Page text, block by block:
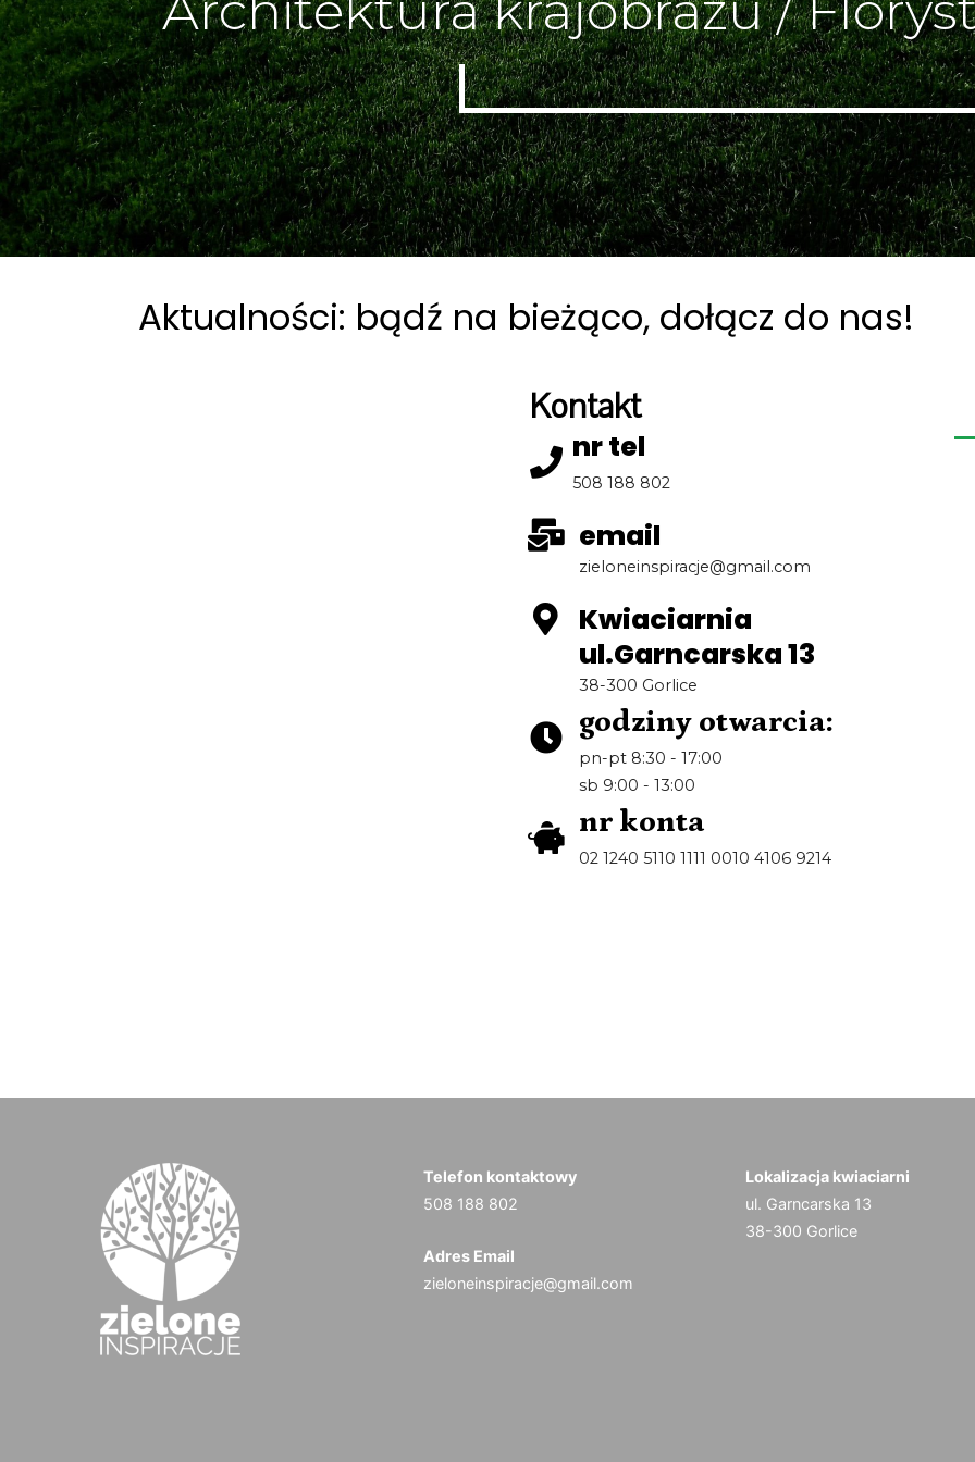
Aktualności: bądź na bieżąco, dołącz do nas!
Kontakt
nr tel
508 188 802
email
zieloneinspiracje@gmail.com
Kwiaciarnia
ul.Garncarska 13
38-300 Gorlice
godziny otwarcia:
pn-pt 8:30 - 17:00
sb 9:00 - 13:00
nr konta
02 1240 5110 1111 0010 4106 9214
Telefon kontaktowy
508 188 802
Adres Email
zieloneinspiracje@gmail.com
Lokalizacja kwiaciarni
ul. Garncarska 13
38-300 Gorlice